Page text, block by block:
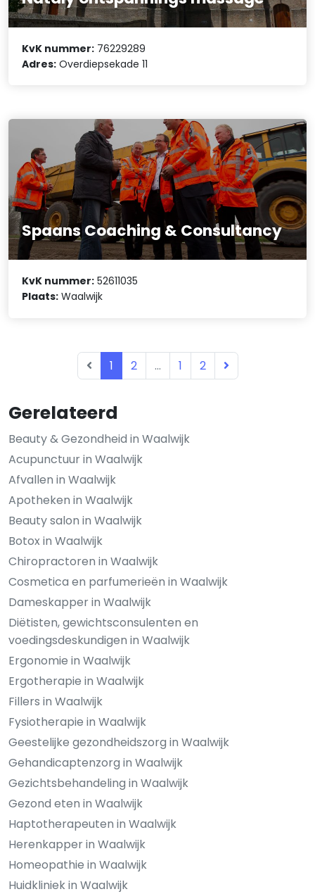
Gerelateerd
Beauty & Gezondheid in Waalwijk
Acupunctuur in Waalwijk
Afvallen in Waalwijk
Apotheken in Waalwijk
Beauty salon in Waalwijk
Botox in Waalwijk
Chiropractoren in Waalwijk
Cosmetica en parfumerieën in Waalwijk
Dameskapper in Waalwijk
Diëtisten, gewichtsconsulenten en
voedingsdeskundigen in Waalwijk
Ergonomie in Waalwijk
Ergotherapie in Waalwijk
Fillers in Waalwijk
Fysiotherapie in Waalwijk
Geestelijke gezondheidszorg in Waalwijk
Gehandicaptenzorg in Waalwijk
Gezichtsbehandeling in Waalwijk
Gezond eten in Waalwijk
Haptotherapeuten in Waalwijk
Herenkapper in Waalwijk
Homeopathie in Waalwijk
Huidkliniek in Waalwijk
KvK nummer: 76229289
Adres: Overdiepsekade 11
Spaans Coaching & Consultancy
KvK nummer: 52611035
Plaats: Waalwijk
1 2 ... 1 2